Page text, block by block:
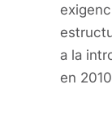
a la
en